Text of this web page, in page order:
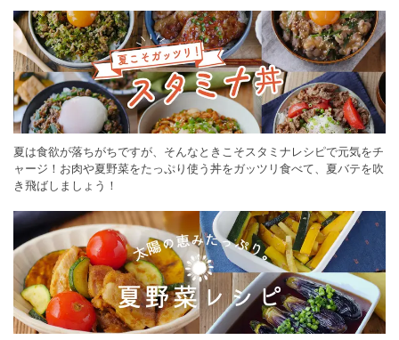
夏は食欲が落ちがちですが、そんなときこそスタミナレシピで元気をチ
ャージ！お肉や夏野菜をたっぷり使う丼をガッツリ食べて、夏バテを吹
き飛ばしましょう！